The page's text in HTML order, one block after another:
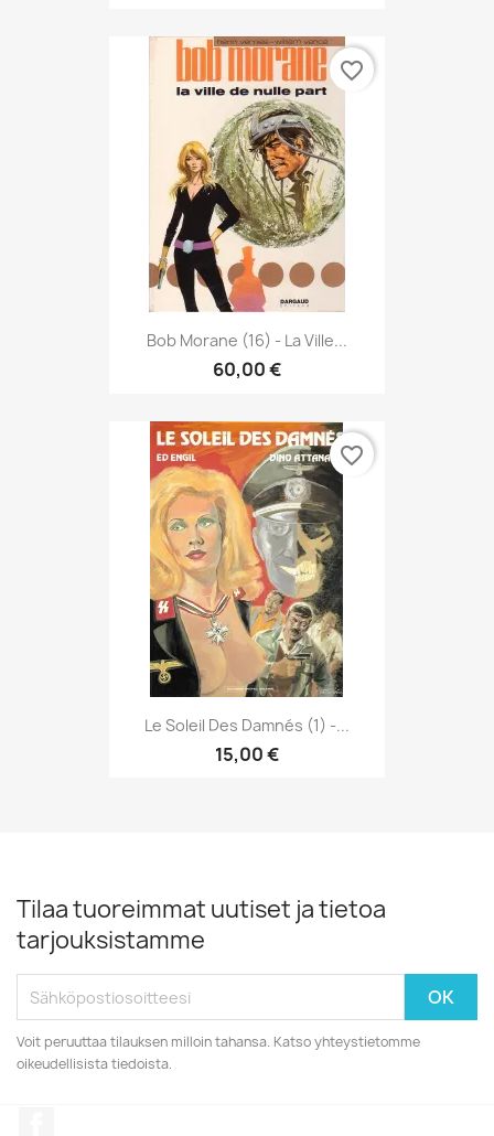
Bob Morane (16) - La Ville...
60,00 €
favorite_border
Le Soleil Des Damnés (1) -...
15,00 €
favorite_border
Tilaa tuoreimmat uutiset ja tietoa
tarjouksistamme
Voit peruuttaa tilauksen milloin tahansa. Katso yhteystietomme
oikeudellisista tiedoista.